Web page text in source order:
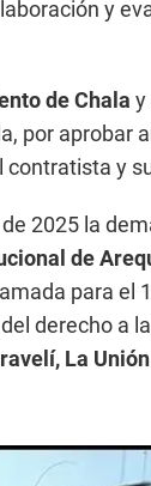
y
de Chala y
por aprobar
contratista y
2025 la
de
para el
derecho a
La